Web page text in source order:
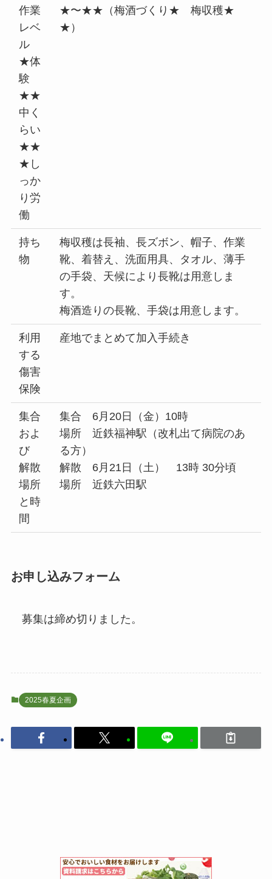
作業
レベ
ル
★体
験
★★
中く
らい
★★
★し
っか
り労
働
★〜★★（梅酒づくり★ 梅収穫★
★）
持ち
物
梅収穫は長袖、長ズボン、帽子、作業
靴、着替え、洗面用具、タオル、薄手
の手袋、天候により長靴は用意しま
す。
梅酒造りの長靴、手袋は用意します。
利用
する
傷害
保険
産地でまとめて加入手続き
集合
およ
び
解散
場所
と時
間
集合 6月20日（金）10時
場所 近鉄福神駅（改札出て病院のあ
る方）
解散 6月21日（土） 13時 30分頃
場所 近鉄六田駅
お申し込みフォーム
募集は締め切りました。
2025春夏企画